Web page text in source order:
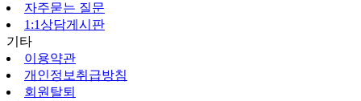
자주묻는 질문
1:1상담게시판
기타
이용약관
개인정보취급방침
회원탈퇴